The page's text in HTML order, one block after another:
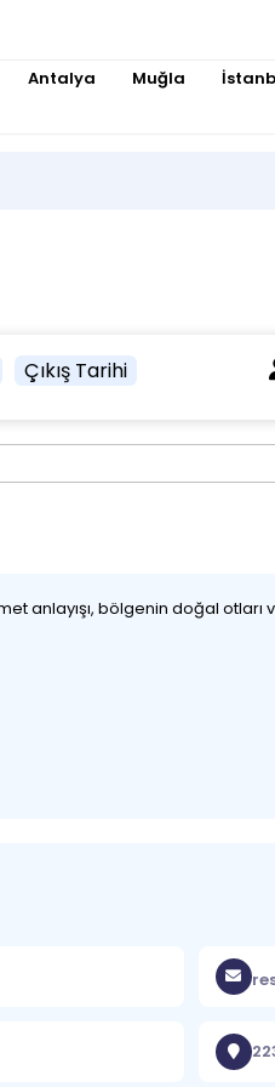
Antalya Muğla
Çıkış Tarihi
anlayışı, bölgenin doğal